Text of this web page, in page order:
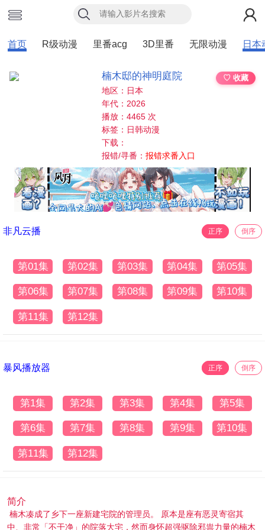
首页 R级动漫 里番acg 3D里番 无限动漫 日本
楠木邸的神明庭院
♡ 收藏
地区：日本
年代：2026
播放：4465 次
标签：日韩动漫
下载：
报错/寻番：报错求番入口
非凡云播 正序 倒序
第01集 第02集 第03集 第04集 第05集
第06集 第07集 第08集 第09集 第10集
第11集 第12集
暴风播放器 正序 倒序
第1集 第2集 第3集 第4集 第5集
第6集 第7集 第8集 第9集 第10集
第11集 第12集
简介
楠木凑成了乡下一座新建宅院的管理员。 原本是座有恶灵寄宿其
中、非常「不干净」的院落大宅，然而身怀超强驱除邪祟力量的楠木